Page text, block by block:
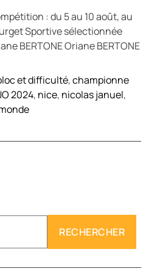
: du 5 au 10 août, au
Sportive sélectionnée
BERTONE Oriane BERTONE
et difficulté,championne
2024, nice, nicolas januel,